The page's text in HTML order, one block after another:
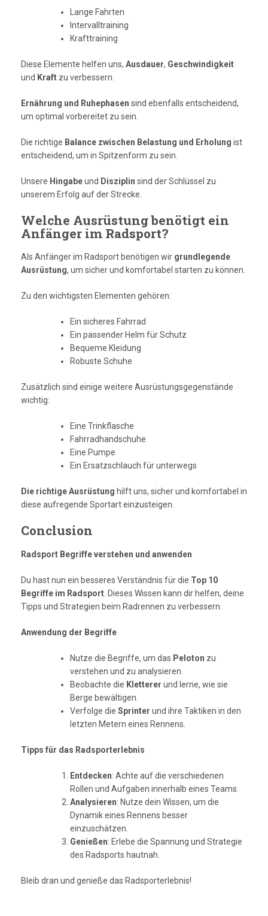
Lange Fahrten
Intervalltraining
Krafttraining
Diese Elemente helfen uns, Ausdauer, Geschwindigkeit
und Kraft zu verbessern.
Ernährung und Ruhephasen sind ebenfalls entscheidend,
um optimal vorbereitet zu sein.
Die richtige Balance zwischen Belastung und Erholung ist
entscheidend, um in Spitzenform zu sein.
Unsere Hingabeund Disziplin sind der Schlüssel zu
unserem Erfolg auf der Strecke.
Welche Ausrüstung benötigt ein
Anfänger im Radsport?
Als Anfänger im Radsport benötigen wir grundlegende
Ausrüstung, um sicher und komfortabel starten zu können.
Zu den wichtigsten Elementen gehören:
Ein sicheres Fahrrad
Ein passender Helm für Schutz
Bequeme Kleidung
Robuste Schuhe
Zusätzlich sind einige weitere Ausrüstungsgegenstände
wichtig:
Eine Trinkflasche
Fahrradhandschuhe
Eine Pumpe
Ein Ersatzschlauch für unterwegs
Die richtige Ausrüstung hilft uns, sicher und komfortabel in
diese aufregende Sportart einzusteigen.
Conclusion
Radsport Begriffe verstehen und anwenden
Du hast nun ein besseres Verständnis für die Top 10
Begriffe im Radsport . Dieses Wissen kann dir helfen, deine
Tipps und Strategien beim Radrennen zu verbessern.
Anwendung der Begriffe
Nutze die Begriffe, um das Peloton zu
verstehen und zu analysieren.
Beobachte die Kletterer und lerne, wie sie
Berge bewältigen.
Verfolge die Sprinter und ihre Taktiken in den
letzten Metern eines Rennens.
Tipps für das Radsporterlebnis
Entdecken: Achte auf die verschiedenen
Rollen und Aufgaben innerhalb eines Teams.
Analysieren: Nutze dein Wissen, um die
Dynamik eines Rennens besser
einzuschätzen.
Genießen: Erlebe die Spannung und Strategie
des Radsports hautnah.
Bleib dran und genieße das Radsporterlebnis!